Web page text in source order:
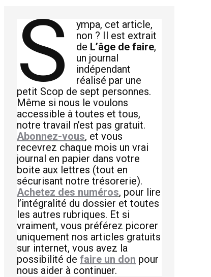
S
ympa, cet article,
non ? Il est extrait
de L’âge de faire,
un journal
indépendant
réalisé par une
petit Scop de sept personnes.
Même si nous le voulons
accessible à toutes et tous,
notre travail n’est pas gratuit.
Abonnez-vous, et vous
recevrez chaque mois un vrai
journal en papier dans votre
boite aux lettres (tout en
sécurisant notre trésorerie).
Achetez des numéros, pour lire
l’intégralité du dossier et toutes
les autres rubriques. Et si
vraiment, vous préférez picorer
uniquement nos articles gratuits
sur internet, vous avez la
possibilité de faire un don pour
nous aider à continuer.